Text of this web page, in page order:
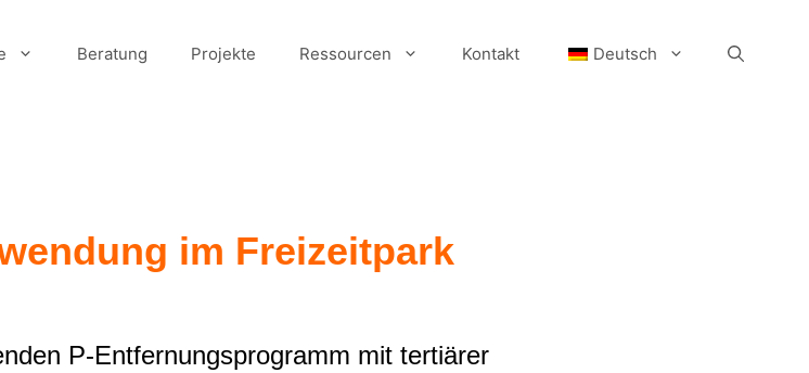
Beratung Projekte Ressourcen Kontakt Deutsch
im Freizeitpark
P-Entfernungsprogramm mit tertiärer